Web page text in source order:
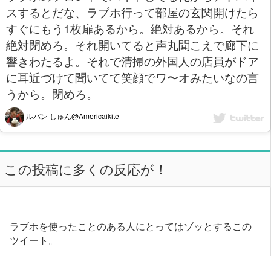
スするとだな、ラブホ行って部屋の玄関開けたら
すぐにもう1枚扉あるから。絶対あるから。それ
絶対閉めろ。それ開いてると声丸聞こえで廊下に
響きわたるよ。それで清掃の外国人の店員がドア
に耳近づけて聞いてて笑顔でワ〜オみたいなの言
うから。閉めろ。
ルパン しゅん@Americaikite
この投稿に多くの反応が！
ラブホを使ったことのある人にとってはゾッとするこの
ツイート。